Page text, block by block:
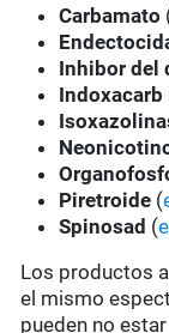
Carbamato
Inhibor del
Indoxacarb
Piretroide (
Spinosad (
Los productos
el mismo
pueden no